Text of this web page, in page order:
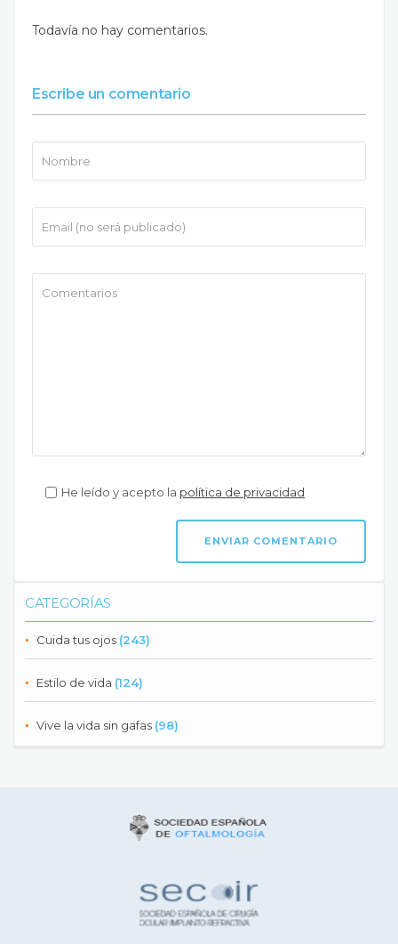
Todavía no hay comentarios.
Escribe un comentario
He leído y acepto la política de privacidad
CATEGORÍAS
Cuida tus ojos (243)
Estilo de vida (124)
Vive la vida sin gafas (98)